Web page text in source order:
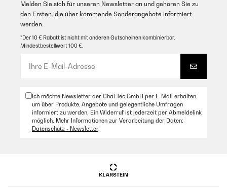
Melden Sie sich für unseren Newsletter an und gehören Sie zu
den Ersten, die über kommende Sonderangebote informiert
werden.
*Der 10 € Rabatt ist nicht mit anderen Gutscheinen kombinierbar.
Mindestbestellwert 100 €.
Ich möchte Newsletter der Chal-Tec GmbH per E-Mail erhalten,
um über Produkte, Angebote und gelegentliche Umfragen
informiert zu werden. Ein Widerruf ist jederzeit per Abmeldelink
möglich. Mehr Informationen zur Verarbeitung der Daten:
Datenschutz - Newsletter.